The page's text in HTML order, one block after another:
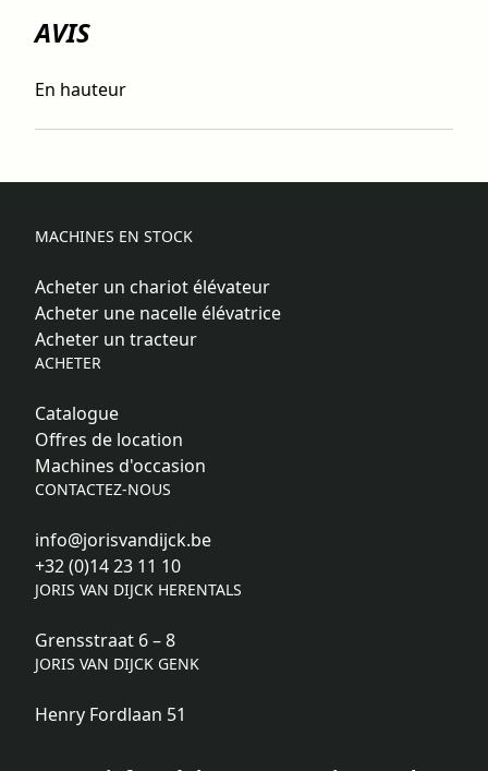
AVIS
En hauteur
MACHINES EN STOCK
Acheter un chariot élévateur
Acheter une nacelle élévatrice
Acheter un tracteur
ACHETER
Catalogue
Offres de location
Machines d'occasion
CONTACTEZ-NOUS
info@jorisvandijck.be
+32 (0)14 23 11 10
JORIS VAN DIJCK HERENTALS
Grensstraat 6 – 8
JORIS VAN DIJCK GENK
Henry Fordlaan 51